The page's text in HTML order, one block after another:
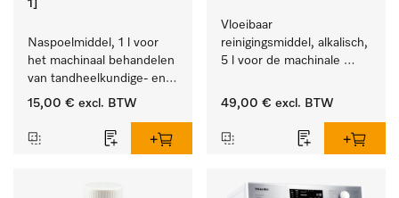
1]
Naspoelmiddel, 1 l voor
het machinaal behandelen
van tandheelkundige- en
transmissie-instrumenten.
15,00 € excl. BTW
Vloeibaar
reinigingsmiddel, alkalisch,
5 l voor de machinale
tandheelkundige
49,00 € excl. BTW